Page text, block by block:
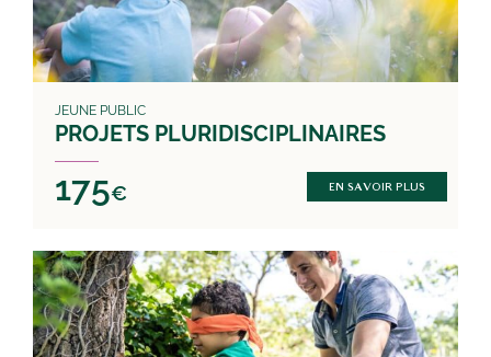
JEUNE PUBLIC
PROJETS PLURIDISCIPLINAIRES
175€ EN SAVOIR PLUS